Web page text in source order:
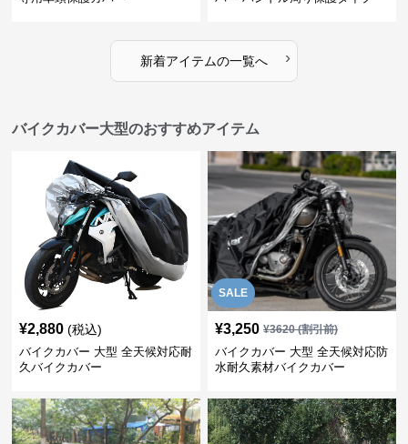
新着アイテムの一覧へ ›
バイクカバー大型のおすすめアイテム
¥2,880 (税込)
バイクカバー 大型 全天候対応耐
久バイクカバー
SALE
¥3,250 ¥3620(割引前)
バイクカバー 大型 全天候対応防
水耐久素材バイクカバー